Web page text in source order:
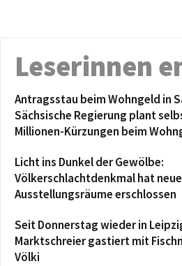
Leserinnen
Antragsstau beim Wohngeld in
Sächsische Regierung plant
Millionen-Kürzungen beim
Licht ins Dunkel der Gewölbe:
Völkerschlachtdenkmal hat neue
Ausstellungsräume erschlossen
Seit Donnerstag wieder in
Marktschreier gastiert mit
Völki